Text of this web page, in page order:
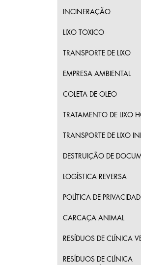
INCINERAÇÃO
LIXO TOXICO
TRANSPORTE DE LIXO
EMPRESA AMBIENTAL
COLETA DE OLEO
TRATAMENTO DE LIXO
TRANSPORTE DE LIXO
DESTRUIÇÃO DE
LOGÍSTICA REVERSA
POLÍTICA DE
CARCAÇA ANIMAL
RESÍDUOS DE CLÍNICA
RESÍDUOS DE CLÍNICA